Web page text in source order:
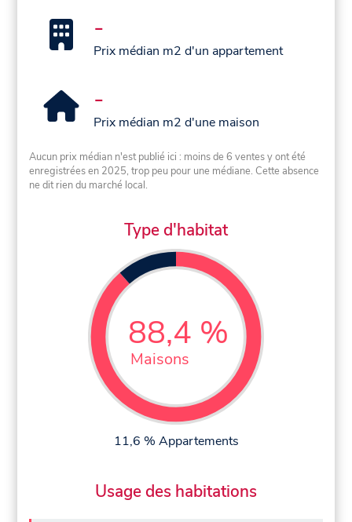
-
Prix médian m2 d'un appartement
-
Prix médian m2 d'une maison
Aucun prix médian n'est publié ici : moins de 6 ventes y ont été
enregistrées en 2025, trop peu pour une médiane. Cette absence
ne dit rien du marché local.
Type d'habitat
88,4 %
Maisons
11,6 % Appartements
Usage des habitations